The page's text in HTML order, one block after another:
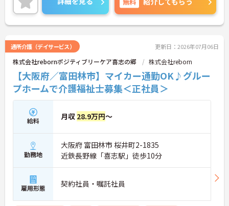
通所介護（デイサービス） 更新日：2026年07月06日
株式会社rebornポジティブリーケア喜志の郷 株式会社reborn
【大阪府／富田林市】マイカー通勤OK♪グルー
プホームで介護福祉士募集＜正社員＞
給料 月収 28.9万円～
勤務地
大阪府 富田林市 桜井町2-1835
近鉄長野線「喜志駅」徒歩10分
雇用形態 契約社員・嘱託社員